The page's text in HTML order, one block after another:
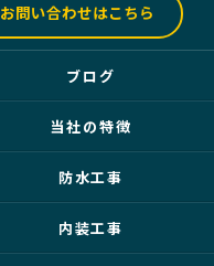
お問い合わせはこちら
ブログ
当社の特徴
防水工事
内装工事